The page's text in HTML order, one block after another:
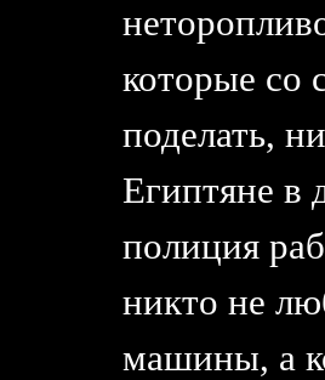
которые со
поделать,
Египтяне в
полиция
никто не
машины, а